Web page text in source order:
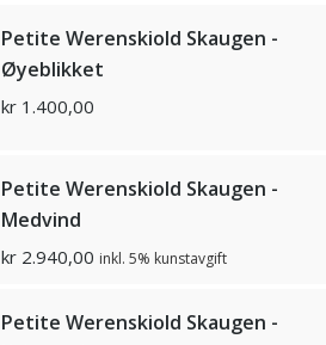
Petite Werenskiold Skaugen -
Øyeblikket
kr1.400,00
Petite Werenskiold Skaugen -
Medvind
kr2.940,00 inkl. 5% kunstavgift
Petite Werenskiold Skaugen -